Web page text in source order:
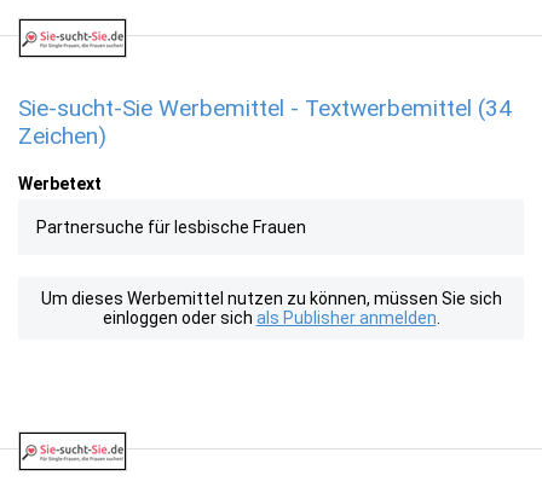
Sie-sucht-Sie Werbemittel - Textwerbemittel (34
Zeichen)
Werbetext
Partnersuche für lesbische Frauen
Um dieses Werbemittel nutzen zu können, müssen Sie sich
einloggen oder sich als Publisher anmelden